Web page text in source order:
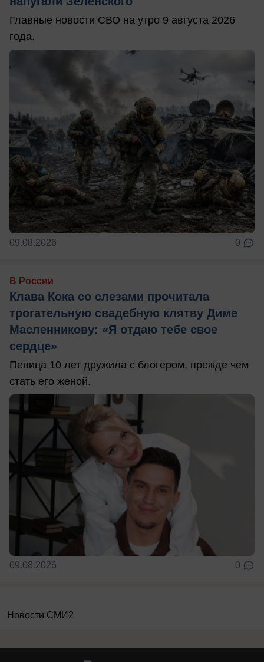
Главные новости СВО на утро 9 августа 2026
года.
09.08.2026 0
В России
Клава Кока со слезами прочитала
трогательную свадебную клятву Диме
Масленникову: «Я отдаю тебе свое
сердце»
Певица 10 лет дружила с блогером, прежде чем
стать его женой.
09.08.2026 0
Новости СМИ2